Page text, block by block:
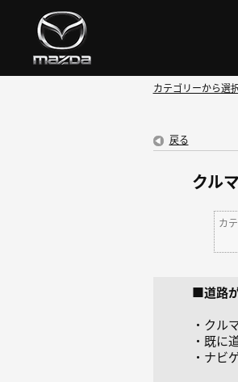
カテゴリーから選
戻る
クル
カ
■道路
・クル
・既に
・ナビ